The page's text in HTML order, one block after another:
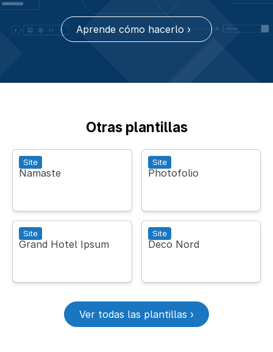
Aprende cómo hacerlo ›
Otras plantillas
Site
Namaste
Site
Photofolio
Site
Grand Hotel Ipsum
Site
Deco Nord
Ver todas las plantillas ›